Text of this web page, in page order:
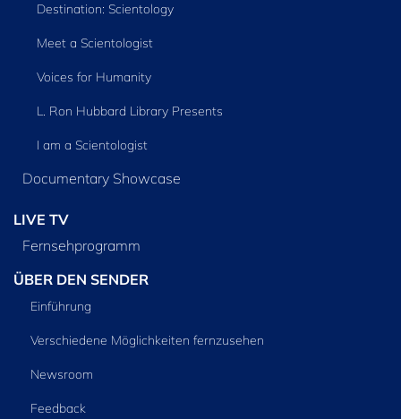
Destination: Scientology
Meet a Scientologist
Voices for Humanity
L. Ron Hubbard Library Presents
I am a Scientologist
Documentary Showcase
LIVE TV
Fernsehprogramm
ÜBER DEN SENDER
Einführung
Verschiedene Möglichkeiten fernzusehen
Newsroom
Feedback